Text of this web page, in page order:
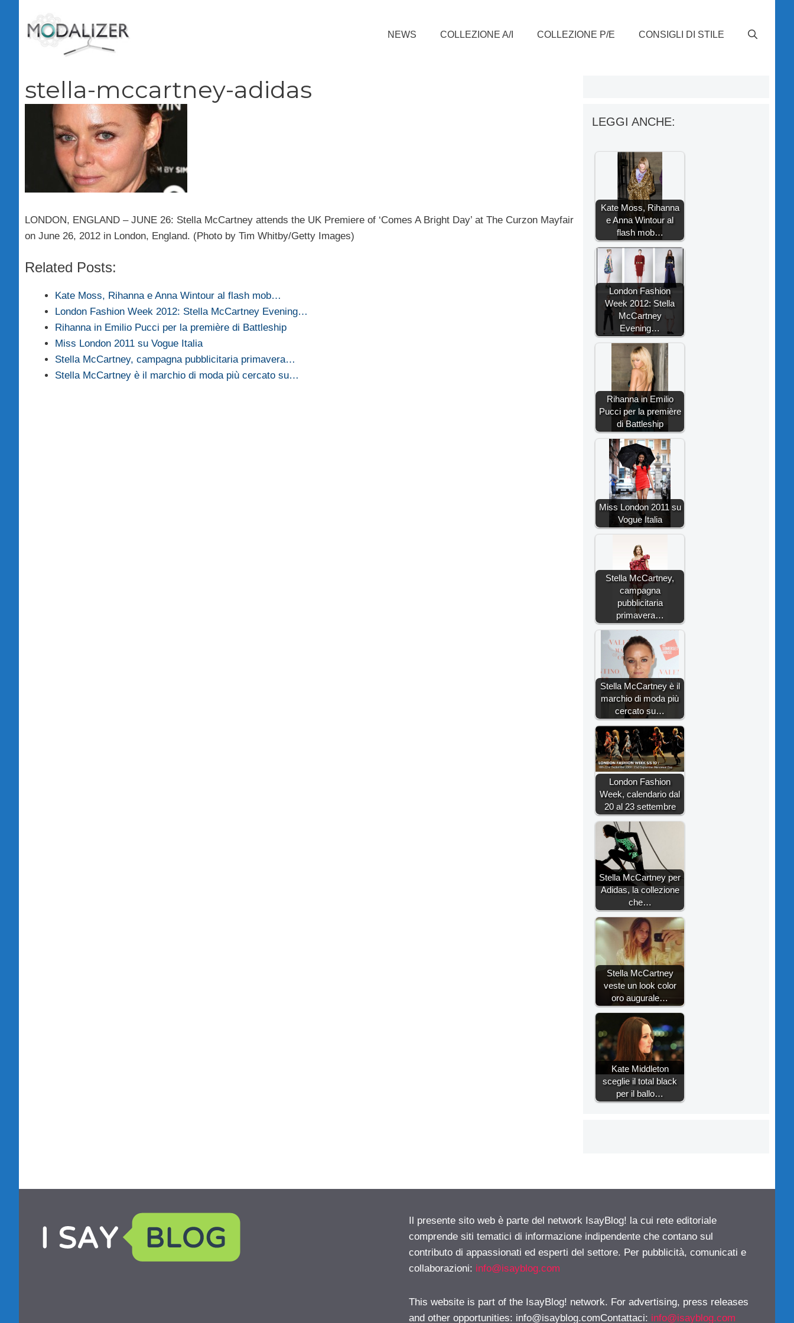
contenuto
NEWS COLLEZIONE A/I COLLEZIONE P/E CONSIGLI DI STILE
stella-mccartney-adidas
LONDON, ENGLAND – JUNE 26: Stella McCartney attends the UK Premiere of ‘Comes A Bright Day’ at The Curzon Mayfair
on June 26, 2012 in London, England. (Photo by Tim Whitby/Getty Images)
Related Posts:
Kate Moss, Rihanna e Anna Wintour al flash mob…
London Fashion Week 2012: Stella McCartney Evening…
Rihanna in Emilio Pucci per la première di Battleship
Miss London 2011 su Vogue Italia
Stella McCartney, campagna pubblicitaria primavera…
Stella McCartney è il marchio di moda più cercato su…
LEGGI ANCHE:
Kate Moss, Rihanna
e Anna Wintour al
flash mob…
London Fashion
Week 2012: Stella
McCartney
Evening…
Rihanna in Emilio
Pucci per la première
di Battleship
Miss London 2011 su
Vogue Italia
Stella McCartney,
campagna
pubblicitaria
primavera…
Stella McCartney è il
marchio di moda più
cercato su…
London Fashion
Week, calendario dal
20 al 23 settembre
Stella McCartney per
Adidas, la collezione
che…
Stella McCartney
veste un look color
oro augurale…
Kate Middleton
sceglie il total black
per il ballo…
Il presente sito web è parte del network IsayBlog! la cui rete editoriale
comprende siti tematici di informazione indipendente che contano sul
contributo di appassionati ed esperti del settore. Per pubblicità, comunicati e
collaborazioni: info@isayblog.com
This website is part of the IsayBlog! network. For advertising, press releases
and other opportunities: info@isayblog.comContattaci: info@isayblog.com